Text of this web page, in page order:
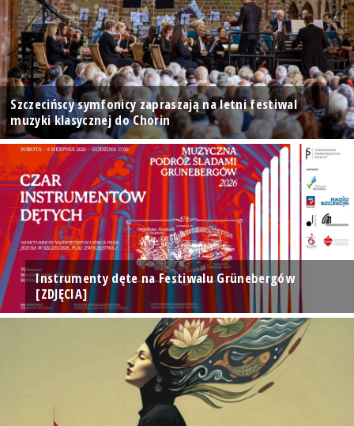
Szczecińscy symfonicy zapraszają na letni festiwal
muzyki klasycznej do Chorin
Instrumenty dęte na Festiwalu Grünebergów
[ZDJĘCIA]